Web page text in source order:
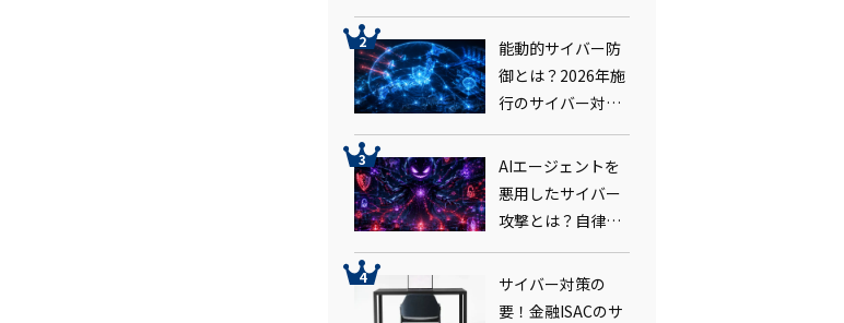
を解説
能動的サイバー防
御とは？2026年施
行のサイバー対処
能力強化法で企業
対応はどう変わる
か
AIエージェントを
悪用したサイバー
攻撃とは？自律型
攻撃の脅威とラン
サムウェア対策の
要点
サイバー対策の
要！金融ISACのサ